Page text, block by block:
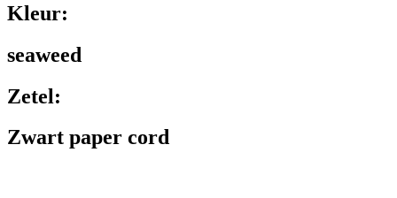
Kleur:
seaweed
Zetel:
Zwart paper cord